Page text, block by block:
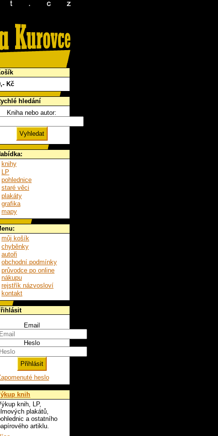
,- Kč
hledání
Kniha nebo autor:
knihy
LP
pohlednice
staré věci
plakáty
grafika
mapy
můj košík
chyběnky
autoři
obchodní podmínky
průvodce po online
nákupu
rejstřík názvosloví
kontakt
Email
Heslo
heslo
knih
knih, LP,
plakátů,
a ostatního
artiklu.